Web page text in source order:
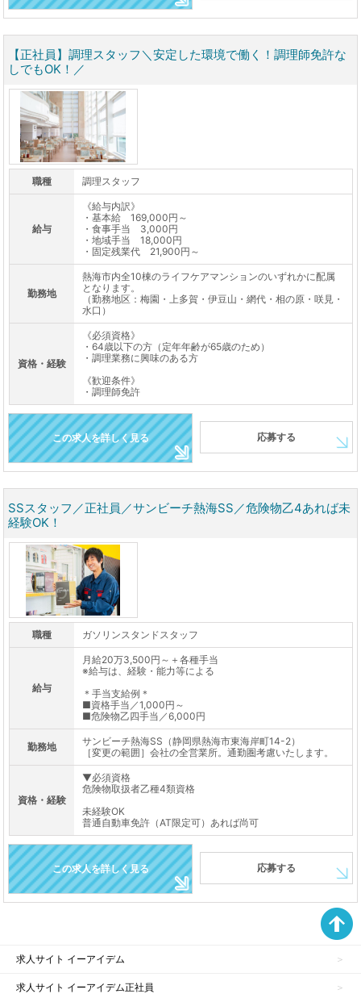
【正社員】調理スタッフ＼安定した環境で働く！調理師免許な
しでもOK！／
職種 調理スタッフ
給与
《給与内訳》
・基本給 169,000円～
・食事手当 3,000円
・地域手当 18,000円
・固定残業代 21,900円～
勤務地
熱海市内全10棟のライフケアマンションのいずれかに配属
となります。
（勤務地区：梅園・上多賀・伊豆山・網代・相の原・咲見・
水口）
資格・経験
《必須資格》
・64歳以下の方（定年年齢が65歳のため）
・調理業務に興味のある方
《歓迎条件》
・調理師免許
この求人を詳しく見る 応募する
SSスタッフ／正社員／サンビーチ熱海SS／危険物乙4あれば未
経験OK！
職種 ガソリンスタンドスタッフ
給与
月給20万3,500円～＋各種手当
※給与は、経験・能力等による
＊手当支給例＊
■資格手当／1,000円～
■危険物乙四手当／6,000円
勤務地
サンビーチ熱海SS（静岡県熱海市東海岸町14-2）
［変更の範囲］会社の全営業所。通勤圏考慮いたします。
資格・経験
▼必須資格
危険物取扱者乙種4類資格
未経験OK
普通自動車免許（AT限定可）あれば尚可
この求人を詳しく見る 応募する
求人サイト イーアイデム
求人サイト イーアイデム正社員